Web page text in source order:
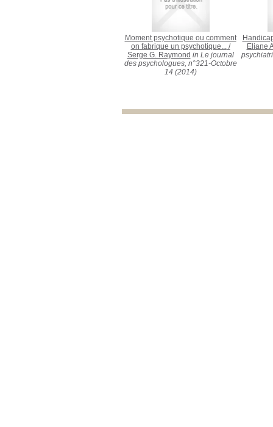
Moment psychotique ou comment
on fabrique un psychotique.../
Serge G. Raymond in Le journal
des psychologues, n°321-Octobre
14 (2014)
Eliane